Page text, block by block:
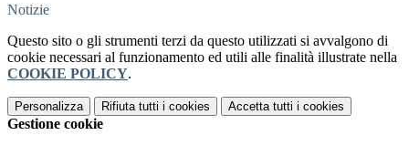
Notizie
Questo sito o gli strumenti terzi da questo utilizzati si avvalgono di
cookie necessari al funzionamento ed utili alle finalità illustrate nella
COOKIE POLICY.
Personalizza Rifiuta tutti i cookies Accetta tutti i cookies
Gestione cookie